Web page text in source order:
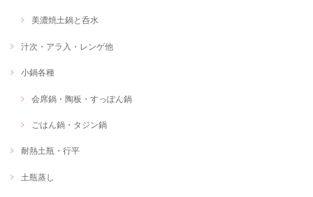
美濃焼土鍋と呑水
汁次・アラ入・レンゲ他
小鍋各種
会席鍋・陶板・すっぽん鍋
ごはん鍋・タジン鍋
耐熱土瓶・行平
土瓶蒸し